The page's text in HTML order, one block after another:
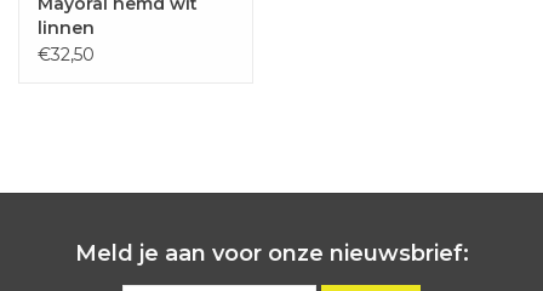
linnen
€32,50
Meld je aan voor onze nieuwsbrief: